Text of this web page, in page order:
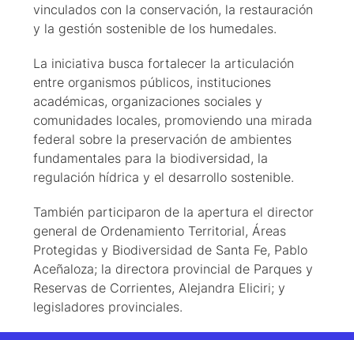
vinculados con la conservación, la restauración
y la gestión sostenible de los humedales.
La iniciativa busca fortalecer la articulación
entre organismos públicos, instituciones
académicas, organizaciones sociales y
comunidades locales, promoviendo una mirada
federal sobre la preservación de ambientes
fundamentales para la biodiversidad, la
regulación hídrica y el desarrollo sostenible.
También participaron de la apertura el director
general de Ordenamiento Territorial, Áreas
Protegidas y Biodiversidad de Santa Fe, Pablo
Aceñaloza; la directora provincial de Parques y
Reservas de Corrientes, Alejandra Eliciri; y
legisladores provinciales.